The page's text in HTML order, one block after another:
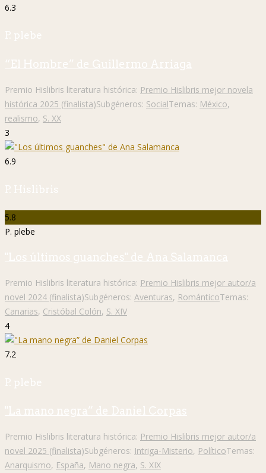
6.3
P. plebe
“El Hombre” de Guillermo Arriaga
Premio Hislibris literatura histórica: Premio Hislibris mejor novela
histórica 2025 (finalista)Subgéneros: SocialTemas: México,
realismo, S. XX
3
6.9
P. Hislibris
5.8
P. plebe
"Los últimos guanches" de Ana Salamanca
Premio Hislibris literatura histórica: Premio Hislibris mejor autor/a
novel 2024 (finalista)Subgéneros: Aventuras, RománticoTemas:
Canarias, Cristóbal Colón, S. XIV
4
7.2
P. plebe
"La mano negra” de Daniel Corpas
Premio Hislibris literatura histórica: Premio Hislibris mejor autor/a
novel 2025 (finalista)Subgéneros: Intriga-Misterio, PolíticoTemas:
Anarquismo, España, Mano negra, S. XIX